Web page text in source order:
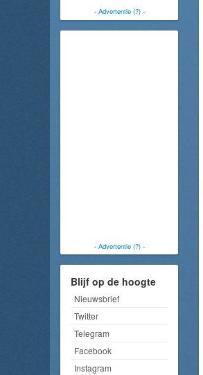
- Advertentie (?)-
- Advertentie (?)-
Blijf op de hoogte
Nieuwsbrief
Twitter
Telegram
Facebook
Instagram